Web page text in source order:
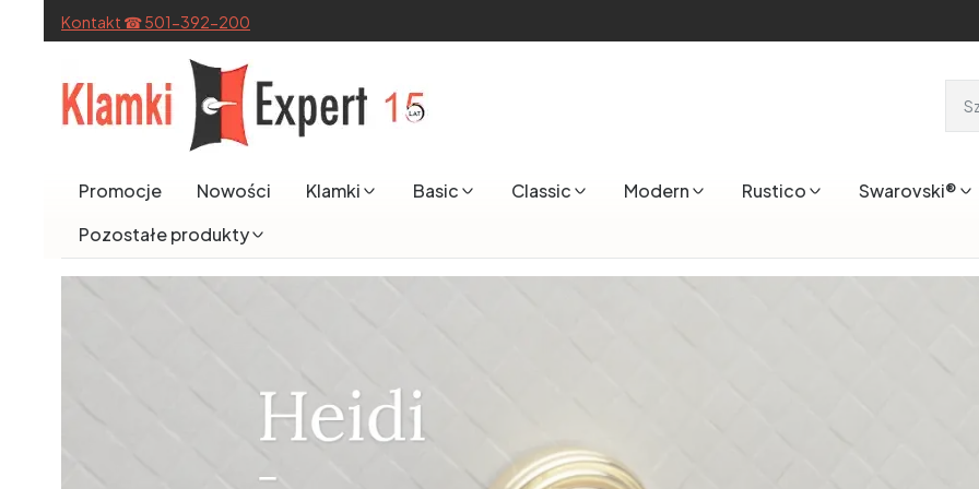
Kontakt ☎ 501-392-200
Promocje Nowości Klamki Basic Classic Modern Rustico Swarovski®
Pozostałe produkty